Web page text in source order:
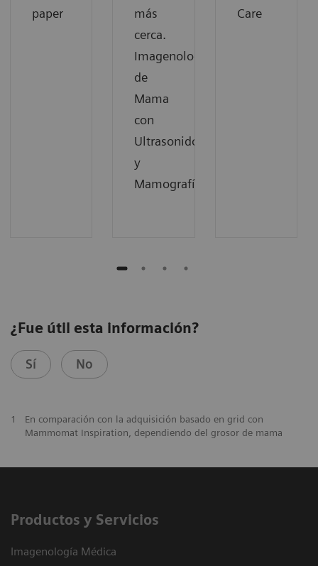
paper
más
cerca.
Imagenología
de
Mama
con
Ultrasonido
y
Mamografía.
Care
¿Fue útil esta información?
Sí No
1
En comparación con la adquisición basado en grid con
Mammomat Inspiration, dependiendo del grosor de mama
Productos y Servicios
Imagenología Médica